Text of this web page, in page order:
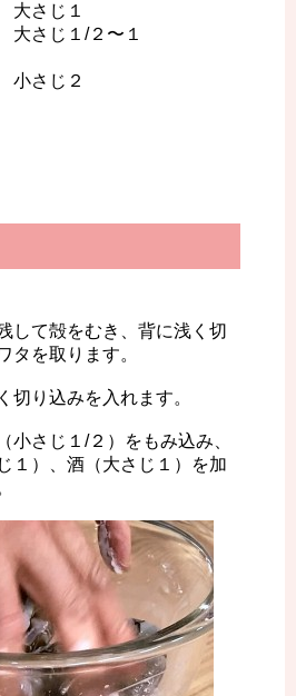
じ１
じ１/２〜１
小さじ２
して殻をむき、背に浅く切
タを取ります。
切り込みを入れます。
小さじ１/２）をもみ込み、
１）、酒（大さじ１）を加